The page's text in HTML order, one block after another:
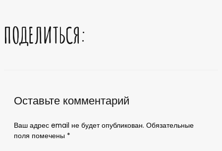
ПОДЕЛИТЬСЯ:
Оставьте комментарий
Ваш адрес email не будет опубликован. Обязательные
поля помечены *